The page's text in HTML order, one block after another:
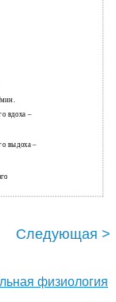
вдоха –
выдоха –
Следующая >
физиология